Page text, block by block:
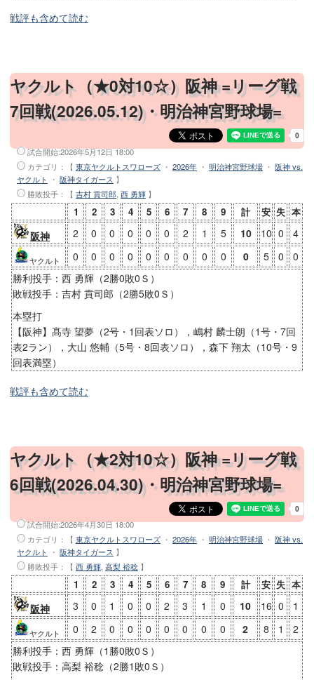
戦評も含めて読む
ヤクルト（★0対10☆）阪神 =リーグ戦
7回戦(2026.05.12)・明治神宮野球場=
試合開始:2026年5月12日 18:00
カテゴリ：【 東京ヤクルトスワローズ ・ 2026年 ・ 明治神宮野球場 ・ 阪神 vs.
ヤクルト
・ 阪神タイガース 】
勝敗投手 ：【 吉村 貢司郎 西 勇輝 】
1 2 3 4 5 6 7 8 9 計 安 失 本
阪神 2 0 0 0 0 0 2 1 5 10 10 0 4
ヤクルト 0 0 0 0 0 0 0 0 0 0 5 0
0
勝利投手：西 勇輝（2勝0敗0Ｓ）
敗戦投手：吉村 貢司郎（2勝5敗0Ｓ）
本塁打
【阪神】髙寺 望夢（2号・1回表ソロ），嶋村 麟士朗（1号・7回
表2ラン），大山 悠輔（5号・8回表ソロ），森下 翔太（10号・9
回表満塁）
戦評も含めて読む
ヤクルト（★2対10☆）阪神 =リーグ戦
6回戦(2026.04.30)・明治神宮野球場=
試合開始:2026年4月30日 18:00
カテゴリ：【 東京ヤクルトスワローズ ・ 2026年 ・ 明治神宮野球場 ・ 阪神 vs.
ヤクルト
・ 阪神タイガース 】
勝敗投手 ：【 西 勇輝 高梨 裕稔 】
1 2 3 4 5 6 7 8 9 計 安 失 本
阪神 3 0 1 0 0 2 3 1 0 10 16 0 1
ヤクルト 0 2 0 0 0 0 0 0 0 2 8 1
2
勝利投手：西 勇輝（1勝0敗0Ｓ）
敗戦投手：高梨 裕稔（2勝1敗0Ｓ）